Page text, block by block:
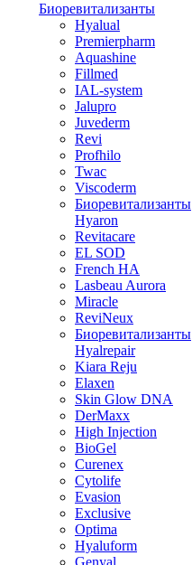
Биоревитализанты
Hyalual
Premierpharm
Aquashine
Fillmed
IAL-system
Jalupro
Juvederm
Revi
Profhilo
Twac
Viscoderm
Биоревитализанты
Hyaron
Revitacare
EL SOD
French HA
Lasbeau Aurora
Miracle
ReviNeux
Биоревитализанты
Hyalrepair
Kiara Reju
Elaxen
Skin Glow DNA
DerMaxx
High Injection
BioGel
Curenex
Cytolife
Evasion
Exclusive
Optima
Hyaluform
Genyal